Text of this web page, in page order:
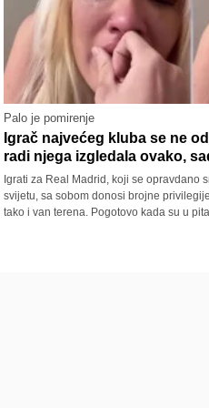
Palo je pomirenje
Igrač najvećeg kluba se ne
radi njega izgledala ovako,
Igrati za Real Madrid, koji se opravdano
svijetu, sa sobom donosi brojne
tako i van terena. Pogotovo kada su u